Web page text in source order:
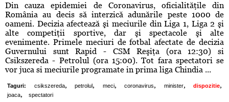
Din cauza epidemiei de Coronavirus, oficialităţile din
România au decis să interzică adunările peste 1000 de
oameni. Decizia afectează şi meciurile din Liga 1, Liga 2 şi
alte competiţii sportive, dar şi spectacole şi alte
evenimente. Primele meciuri de fotbal afectate de decizia
Guvernului sunt Rapid - CSM Reşiţa (ora 12:30) si
Csikszereda - Petrolul (ora 15:00). Tot fara spectatori se
vor juca si meciurile programate in prima liga Chindia ...
Taguri: csikszereda, petrolul , meci, coronavirus, minister, dispozitie,
joaca, spectatori